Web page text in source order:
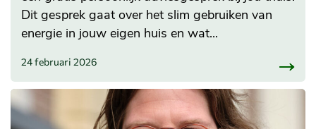
Dit gesprek gaat over het slim gebruiken van
energie in jouw eigen huis en wat...
24 februari 2026